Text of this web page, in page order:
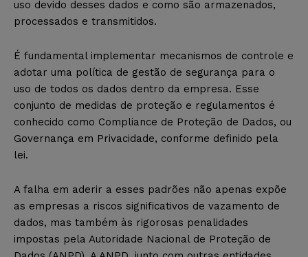
uso devido desses dados e como são armazenados,
processados e transmitidos.
É fundamental implementar mecanismos de controle e
adotar uma política de gestão de segurança para o
uso de todos os dados dentro da empresa. Esse
conjunto de medidas de proteção e regulamentos é
conhecido como Compliance de Proteção de Dados, ou
Governança em Privacidade, conforme definido pela
lei.
A falha em aderir a esses padrões não apenas expõe
as empresas a riscos significativos de vazamento de
dados, mas também às rigorosas penalidades
impostas pela Autoridade Nacional de Proteção de